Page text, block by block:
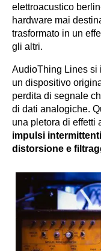
elettroacustico
hardware mai
trasformato in un
gli altri.
AudioThing Lines si
un dispositivo
perdita di segnale
di dati analogiche.
una pletora di effetti
impulsi
distorsione e